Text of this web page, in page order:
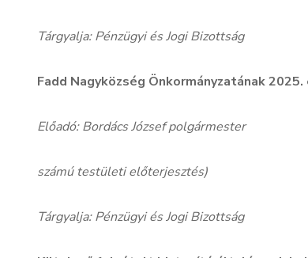
Tárgyalja: Pénzügyi és Jogi Bizottság
Fadd Nagyközség Önkormányzatának
Előadó: Bordács József polgármester
számú testületi előterjesztés)
Tárgyalja: Pénzügyi és Jogi Bizottság